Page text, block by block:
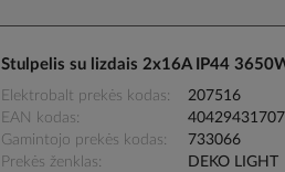
Stulpelis su lizdais 2x16A IP44
Elektrobalt prekės kodas
207516
EAN kodas
Gamintojo prekės kodas
733066
Prekės ženklas
DEKO LIGHT